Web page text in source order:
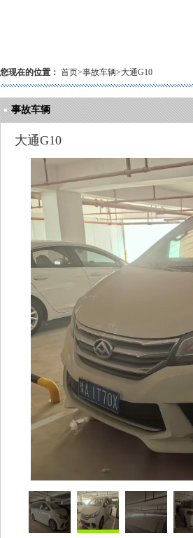
您现在的位置： 首页>事故车辆>大通G10
事故车辆
大通G10